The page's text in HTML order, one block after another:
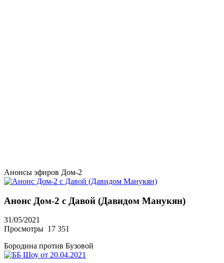
Анонсы эфиров Дом-2
Анонс Дом-2 с Давой (Давидом Манукян)
31/05/2021
Просмотры 17 351
Бородина против Бузовой